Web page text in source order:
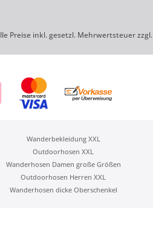
Preise inkl. gesetzl. Mehrwertsteuer zzgl.
Wanderbekleidung XXL
Outdoorhosen XXL
Wanderhosen Damen große Größen
Outdoorhosen Herren XXL
Wanderhosen dicke Oberschenkel